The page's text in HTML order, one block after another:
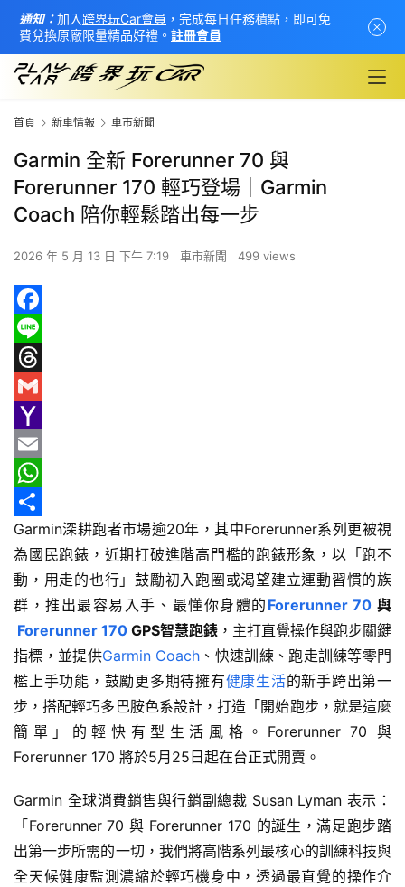
首
頁
新
車
情
報
車
輛
空
間
實
測
汽
車
／
機
試
駕
影
音
首頁 新車情報 車市新聞
Garmin 全新 Forerunner 70 與
Forerunner 170 輕巧登場｜Garmin
Coach 陪你輕鬆踏出每一步
2026 年 5 月 13 日 下午 7:19 車市新聞 499 views
F
a
c
b
o
o
k
L
e
T
r
e
a
d
s
G
m
a
l
Y
a
h
o
o
M
a
i
l
E
m
a
i
l
W
h
a
t
s
A
p
p
分
享
Garmin深耕跑者市場逾20年，其中Forerunner系列更被視
為國民跑錶，近期打破進階高門檻的跑錶形象，以「跑不
動，用走的也行」鼓勵初入跑圈或渴望建立運動習慣的族
群，推出最容易入手、最懂你身體的 Forerunner 70 與
Forerunner 170 GPS智慧跑錶 ，主打直覺操作與跑步關鍵
指標，並提供Garmin Coach 、快速訓練、跑走訓練等零門
檻上手功能，鼓勵更多期待擁有健康生活的新手跨出第一
步，搭配輕巧多巴胺色系設計，打造「開始跑步，就是這麼
簡單」的輕快有型生活風格。Forerunner 70 與
Forerunner 170 將於5月25日起在台正式開賣。
Garmin 全球消費銷售與行銷副總裁 Susan Lyman 表示：
「Forerunner 70 與 Forerunner 170 的誕生，滿足跑步踏
出第一步所需的一切，我們將高階系列最核心的訓練科技與
全天候健康監測濃縮於輕巧機身中，透過最直覺的操作介
通知：加入 跨界玩Car會員 ，完成每日任務積點，即可免
費兌換原廠限量精品好禮。 註冊會員